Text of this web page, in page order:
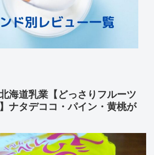
海道乳業【どっさりフルーツ
ナタデココ・パイン・黄桃が